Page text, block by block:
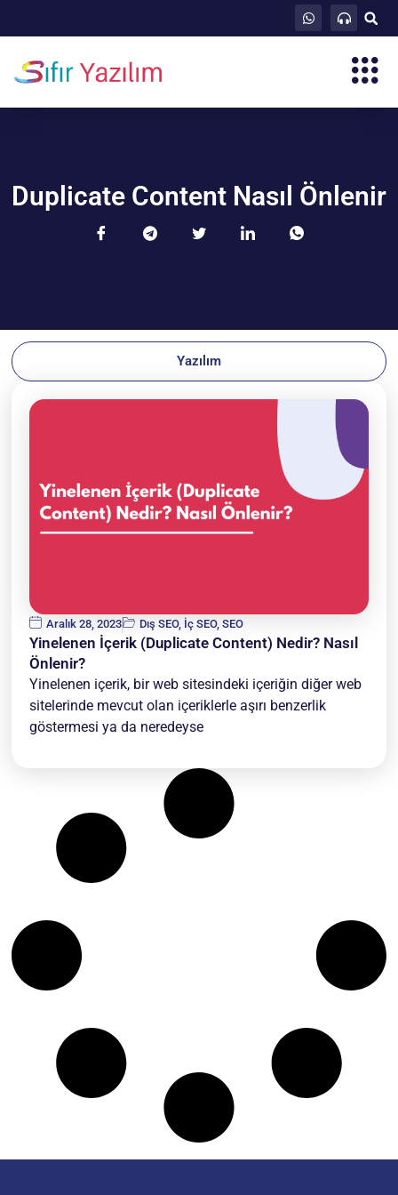
Duplicate Content Nasıl Önlenir
Yazılım
Aralık 28, 2023 Dış SEO, İç SEO,SEO
Yinelenen İçerik (Duplicate Content) Nedir? Nasıl
Önlenir?
Yinelenen içerik, bir web sitesindeki içeriğin diğer web
sitelerinde mevcut olan içeriklerle aşırı benzerlik
göstermesi ya da neredeyse